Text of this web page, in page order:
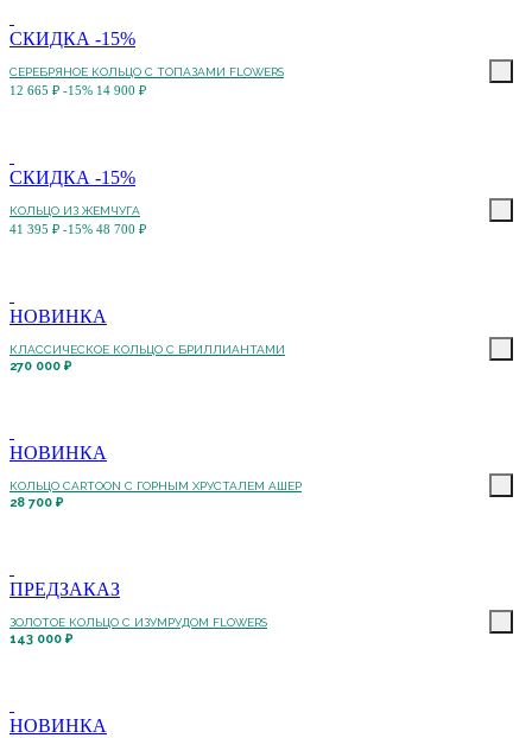
СКИДКА -15%
СЕРЕБРЯНОЕ КОЛЬЦО С ТОПАЗАМИ FLOWERS
12 665 ₽ -15% 14 900 ₽
СКИДКА -15%
КОЛЬЦО ИЗ ЖЕМЧУГА
41 395 ₽ -15% 48 700 ₽
НОВИНКА
КЛАССИЧЕСКОЕ КОЛЬЦО С БРИЛЛИАНТАМИ
270 000 ₽
НОВИНКА
КОЛЬЦО CARTOON C ГОРНЫМ ХРУСТАЛЕМ АШЕР
28 700 ₽
ПРЕДЗАКАЗ
ЗОЛОТОЕ КОЛЬЦО С ИЗУМРУДОМ FLOWERS
143 000 ₽
НОВИНКА